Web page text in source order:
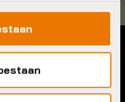
Lease a bike